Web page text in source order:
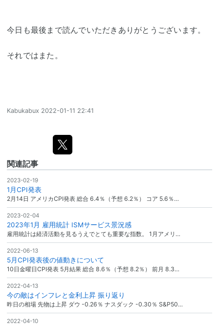
今日も最後まで読んでいただきありがとうございます。
それではまた。
Kabukabux 2022-01-11 22:41
関連記事
2023-02-19
1月CPI発表
2月14日 アメリカCPI発表 総合 6.4％（予想 6.2％） コア 5.6％…
2023-02-04
2023年1月 雇用統計 ISMサービス景況感
雇用統計は経済活動を見るうえでとても重要な指数。 1月アメリ…
2022-06-13
5月CPI発表後の値動きについて
10日金曜日CPI発表 5月結果 総合 8.6％（予想 8.2％） 前月 8.3…
2022-04-13
今の敵はインフレと金利上昇 振り返り
昨日の相場 先物は上昇 ダウ -0.26％ ナスダック -0.30％ S&P50…
2022-04-10